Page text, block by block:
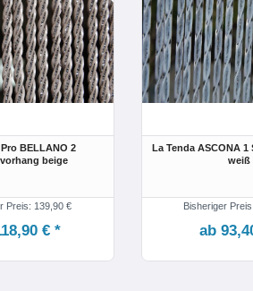
Pro BELLANO 2
beige
Preis: 139,90 €
€ *
La Tenda ASCONA
weiß
Bisheriger
ab